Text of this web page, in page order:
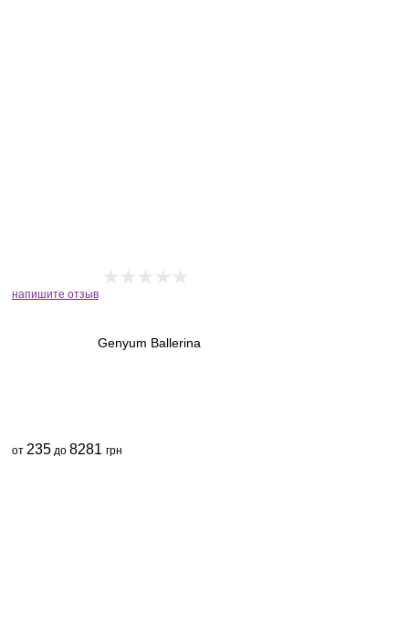
напишите отзыв
Genyum Ballerina
от 235 до 8281 грн